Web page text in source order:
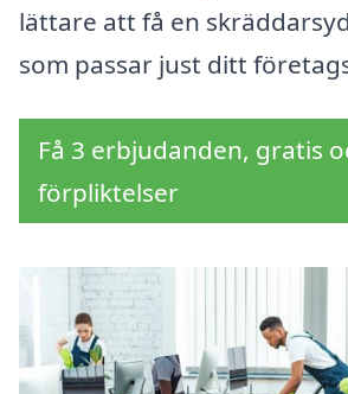
lättare att få en
som passar just ditt
Få 3 erbjudanden, gratis
förpliktelser